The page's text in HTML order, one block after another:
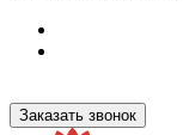
Заказать звонок